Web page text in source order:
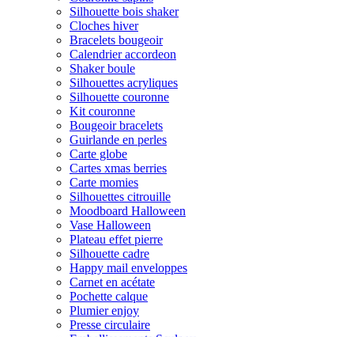
Silhouette bois shaker
Cloches hiver
Bracelets bougeoir
Calendrier accordeon
Shaker boule
Silhouettes acryliques
Silhouette couronne
Kit couronne
Bougeoir bracelets
Guirlande en perles
Carte globe
Cartes xmas berries
Carte momies
Silhouettes citrouille
Moodboard Halloween
Vase Halloween
Plateau effet pierre
Silhouette cadre
Happy mail enveloppes
Carnet en acétate
Pochette calque
Plumier enjoy
Presse circulaire